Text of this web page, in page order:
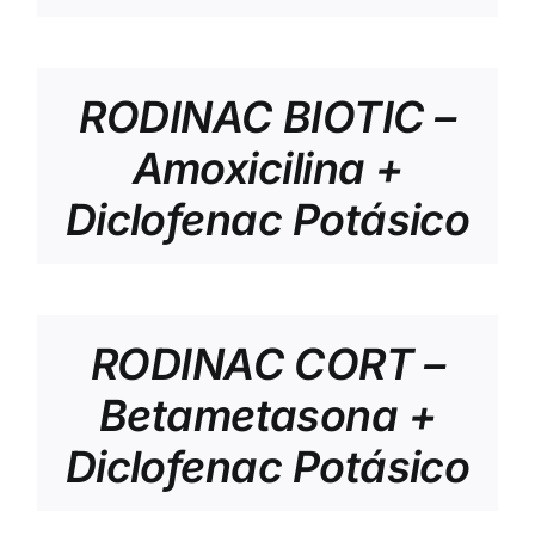
RODINAC BIOTIC –
Amoxicilina +
Diclofenac Potásico
RODINAC CORT –
Betametasona +
Diclofenac Potásico